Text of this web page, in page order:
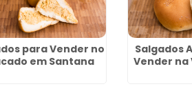
para Vender no
em Santana
Salgados
Vender na